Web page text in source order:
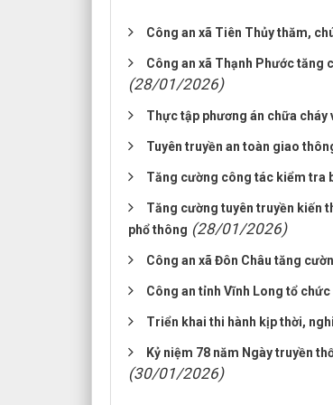
Công an xã Tiên Thủy thăm,
Công an xã Thạnh Phước tăng
(28/01/2026)
Thực tập phương án chữa cháy
Tuyên truyền an toàn giao
Tăng cường công tác kiểm tra
Tăng cường tuyên truyền kiến
phổ thông (28/01/2026)
Công an xã Đôn Châu tăng
Công an tỉnh Vĩnh Long tổ
Triển khai thi hành kịp thời,
Kỷ niệm 78 năm Ngày truyền
(30/01/2026)